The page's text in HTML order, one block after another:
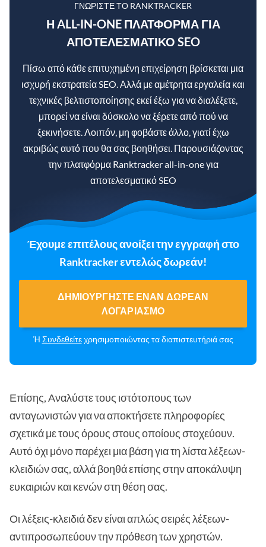
ΓΝΩΡΊΣΤΕ ΤΟ RANKTRACKER
Η ALL-IN-ONE ΠΛΑΤΦΌΡΜΑ ΓΙΑ
ΑΠΟΤΕΛΕΣΜΑΤΙΚΌ SEO
Πίσω από κάθε επιτυχημένη επιχείρηση βρίσκεται μια
ισχυρή εκστρατεία SEO. Αλλά με αμέτρητα εργαλεία και
τεχνικές βελτιστοποίησης εκεί έξω για να διαλέξετε,
μπορεί να είναι δύσκολο να ξέρετε από πού να
ξεκινήσετε. Λοιπόν, μη φοβάστε άλλο, γιατί έχω
ακριβώς αυτό που θα σας βοηθήσει. Παρουσιάζοντας
την πλατφόρμα Ranktracker all-in-one για
αποτελεσματικό SEO
Έχουμε επιτέλους ανοίξει την εγγραφή στο
Ranktracker εντελώς δωρεάν!
ΔΗΜΙΟΥΡΓΉΣΤΕ ΈΝΑΝ ΔΩΡΕΆΝ
ΛΟΓΑΡΙΑΣΜΌ
Ή Συνδεθείτεχρησιμοποιώντας τα διαπιστευτήριά σας
Επίσης, Αναλύστε τους ιστότοπους των
ανταγωνιστών για να αποκτήσετε πληροφορίες
σχετικά με τους όρους στους οποίους στοχεύουν.
Αυτό όχι μόνο παρέχει μια βάση για τη λίστα λέξεων-
κλειδιών σας, αλλά βοηθά επίσης στην αποκάλυψη
ευκαιριών και κενών στη θέση σας.
Οι λέξεις-κλειδιά δεν είναι απλώς σειρές λέξεων-
αντιπροσωπεύουν την πρόθεση των χρηστών.